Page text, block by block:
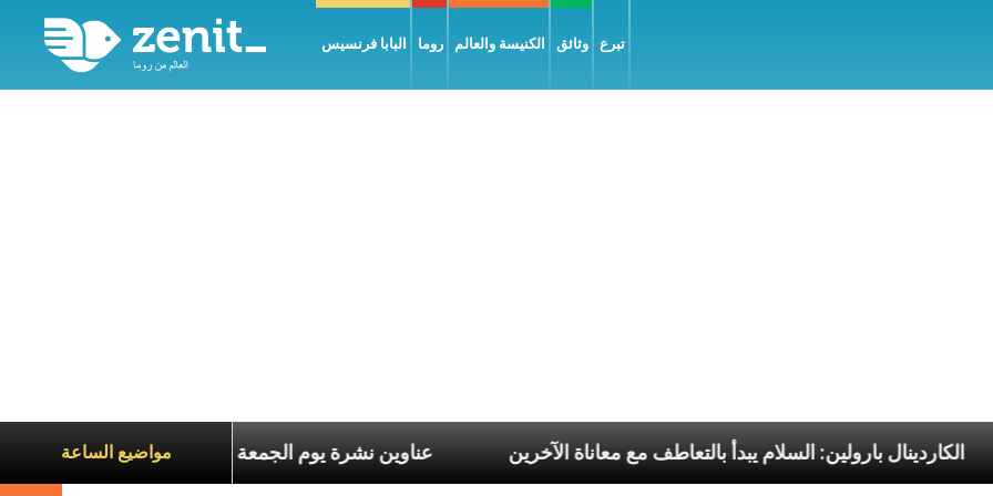
البابا فرنسيس روما الكنيسة والعالم وثائق تبرع
مواضيع الساعةعناوين نشرة يوم الجمعة 7 آب 2026: السلام يُبنى بصبر يومًا بعد يوم الكاردينال بارولين: السلام يبدأ بالتعاطف مع معاناة الآخرين